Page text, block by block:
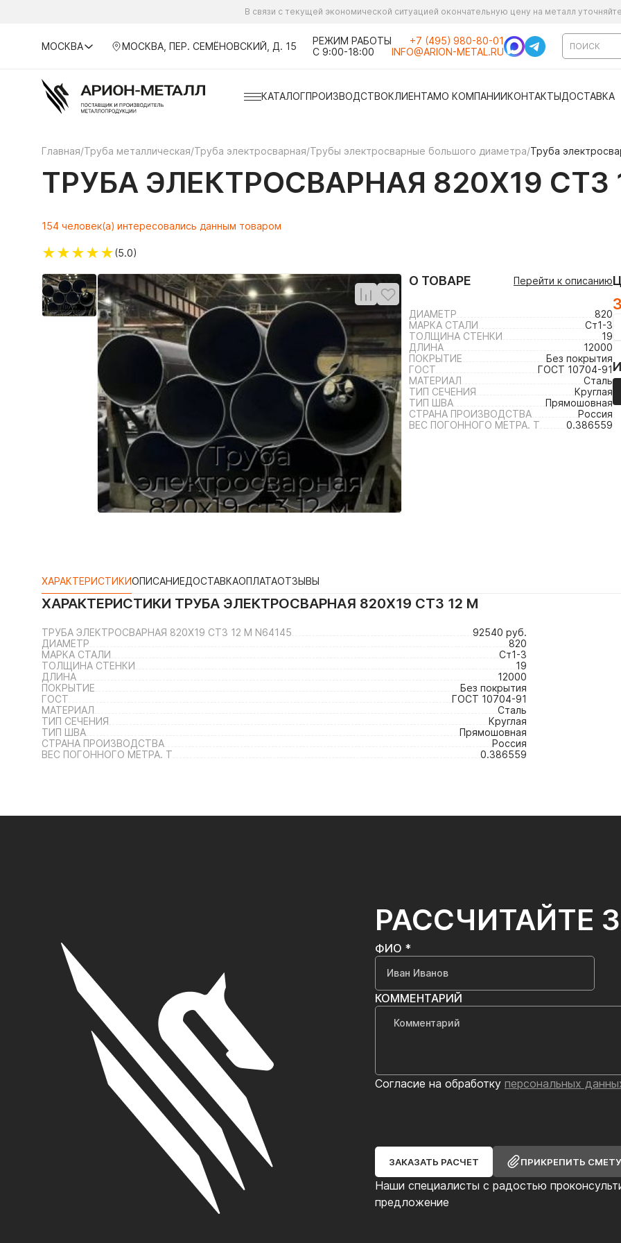
В связи с текущей экономической ситуацией окончательную цену на металл
МОСКВА МОСКВА, ПЕР. СЕМЁНОВСКИЙ, Д. 15
РЕЖИМ РАБОТЫ
С 9:00-18:00
+7 (495) 980-80-01
INFO@ARION-METAL.RU
КАТАЛОГПРОИЗВОДСТВОКЛИЕНТАМО КОМПАНИИКОНТАКТЫДОСТАВКА
Главная/Труба металлическая/Труба электросварная/Трубы электросварные большого диаметра/Труба
ТРУБА ЭЛЕКТРОСВАРНАЯ 820Х19 СТ3
154 человек(а) интересовались данным товаром
★★★★★(5.0)
О ТОВАРЕ Перейти к описанию
ДИАМЕТР
820
МАРКА СТАЛИ
Ст1-3
ТОЛЩИНА СТЕНКИ
19
ДЛИНА
12000
ПОКРЫТИЕ
Без покрытия
ГОСТ
ГОСТ 10704-91
МАТЕРИАЛ
Сталь
ТИП СЕЧЕНИЯ
Круглая
ТИП ШВА
Прямошовная
СТРАНА ПРОИЗВОДСТВА
Россия
ВЕС ПОГОННОГО МЕТРА. Т
0.386559
ХАРАКТЕРИСТИКИОПИСАНИЕДОСТАВКАОПЛАТАОТЗЫВЫ
ХАРАКТЕРИСТИКИ ТРУБА ЭЛЕКТРОСВАРНАЯ 820Х19 СТ3 12 М
ТРУБА ЭЛЕКТРОСВАРНАЯ 820Х19 СТ3 12 М N64145
92540 руб.
ДИАМЕТР
820
МАРКА СТАЛИ
Ст1-3
ТОЛЩИНА СТЕНКИ
19
ДЛИНА
12000
ПОКРЫТИЕ
Без покрытия
ГОСТ
ГОСТ 10704-91
МАТЕРИАЛ
Сталь
ТИП СЕЧЕНИЯ
Круглая
ТИП ШВА
Прямошовная
СТРАНА ПРОИЗВОДСТВА
Россия
ВЕС ПОГОННОГО МЕТРА. Т
0.386559
РАССЧИТАЙТЕ
Наши специалисты с радостью
предложение
ФИО *
КОММЕНТАРИЙ
Согласие на обработку персональных
ЗАКАЗАТЬ РАСЧЕТ ПРИКРЕПИТЬ СМЕТУ